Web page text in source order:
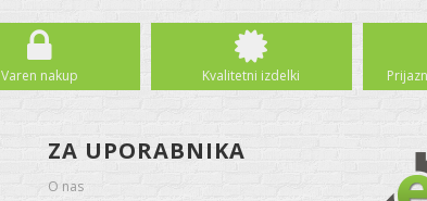
Varen nakup Kvalitetni izdelki
ZA UPORABNIKA
O nas